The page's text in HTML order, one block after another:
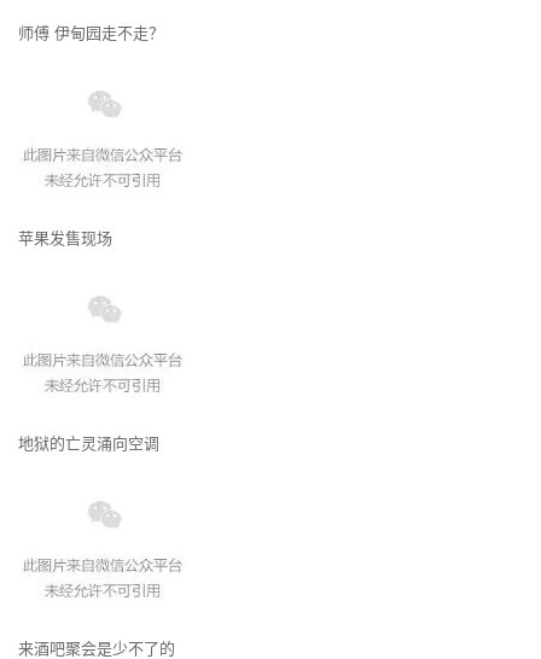
师傅 伊甸园走不走？
苹果发售现场
地狱的亡灵涌向空调
来酒吧聚会是少不了的